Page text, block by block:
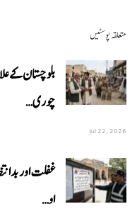
متعلقہ پوسٹیں
بلوچستان کے
چوری…
Jul 22, 2026
غفلت اور
او…